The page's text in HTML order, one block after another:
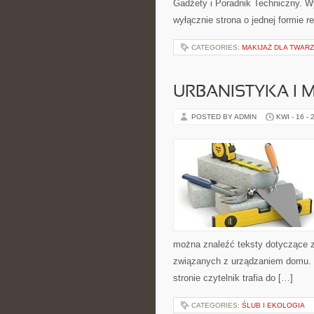
Gadżety i Poradnik Techniczny.
wyłącznie strona o jednej formie
CATEGORIES: MAKIJAŻ DLA
URBANISTYKA I
POSTED BY ADMIN KWI - 16 -
można znaleźć teksty dotyczące
związanych z urządzaniem
stronie czytelnik trafia do […]
CATEGORIES: ŚLUB I EKOLOGIA